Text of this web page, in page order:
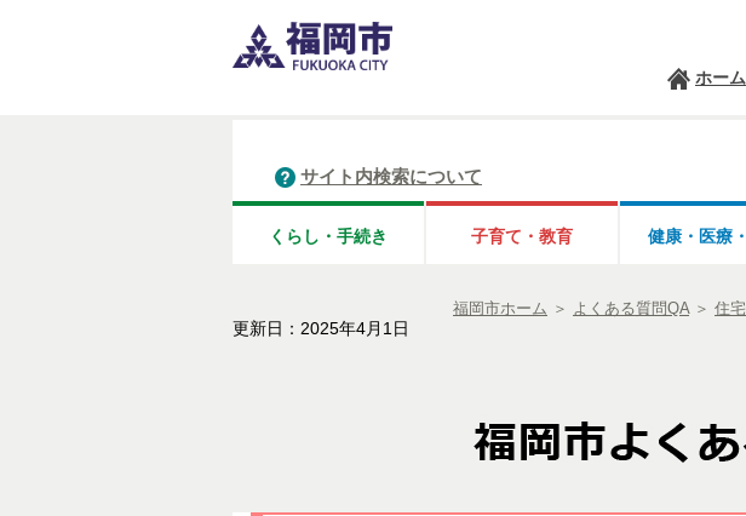
ホーム
サイト内検索について
くらし・手続き 子育て・教育 健康・医療・
福岡市ホーム ＞ よくある質問QA ＞ 住
更新日：2025年4月1日